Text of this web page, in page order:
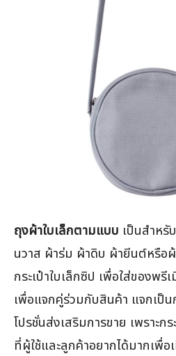
ถุงผ้าใบเล็กตามแบบ เป็นสำหรั
นวาส ผ้าร่ม ผ้าดิบ ผ้ายีนต์หรือ
กระเป๋าใบเล็กซิป เพื่อใส่ของพรี
เพื่อแจกคู่ร่วมกับสินค้า แจกเป็น
โปรชั่นส่งเสริมการขาย เพราะก
ที่ผู้ใช้และลูกค้าอยากได้มากเพื่